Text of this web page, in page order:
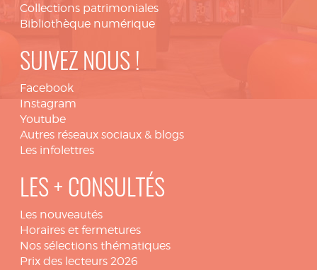
Collections patrimoniales
Bibliothèque numérique
SUIVEZ NOUS !
Facebook
Instagram
Youtube
Autres réseaux sociaux & blogs
Les infolettres
LES + CONSULTÉS
Les nouveautés
Horaires et fermetures
Nos sélections thématiques
Prix des lecteurs 2026